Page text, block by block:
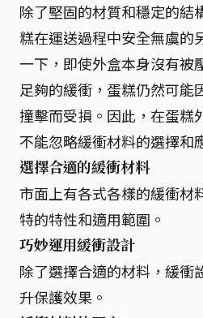
除了堅固的材質和穩定的結
糕在運送過程中安全無虞的
一下，即使外盒本身沒有被
足夠的緩衝，蛋糕仍然可能
撞擊而受損。因此，在蛋糕
不能忽略緩衝材料的選擇和
選擇合適的緩衝材料
市面上有各式各樣的緩衝材
特的特性和適用範圍。
巧妙運用緩衝設計
除了選擇合適的材料，緩衝
升保護效果。